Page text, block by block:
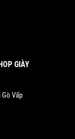
GIÀY
Vấp